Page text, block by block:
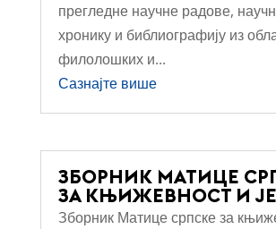
прегледне научне радове,
хронику и библиографију из
филолошких и...
Сазнајте више
ЗБОРНИК МАТИЦЕ
ЗА КЊИЖЕВНОСТ И
Зборник Матице српске за